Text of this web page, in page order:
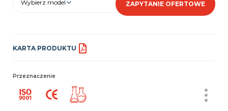
Wybierz model ZAPYTANIE OFERTOWE
KARTA PRODUKTU
Przeznaczenie